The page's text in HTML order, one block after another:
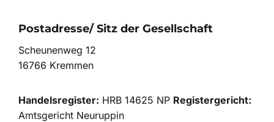
Postadresse/ Sitz der Gesellschaft
Scheunenweg 12
16766 Kremmen
Handelsregister: HRB 14625 NP Registergericht:
Amtsgericht Neuruppin